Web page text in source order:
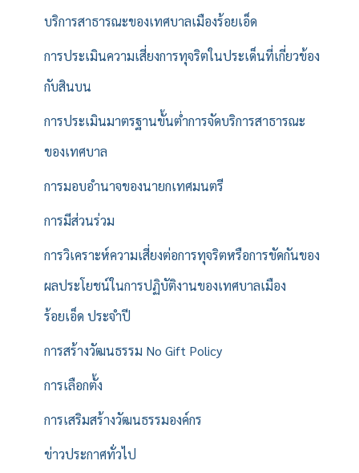
บริการสาธารณะของเทศบาลเมืองร้อยเอ็ด
การประเมินความเสี่ยงการทุจริตในประเด็นที่เกี่ยวข้อง
กับสินบน
การประเมินมาตรฐานขั้นต่ำการจัดบริการสาธารณะ
ของเทศบาล
การมอบอำนาจของนายกเทศมนตรี
การมีส่วนร่วม
การวิเคราะห์ความเสี่ยงต่อการทุจริตหรือการขัดกันของ
ผลประโยชน์ในการปฏิบัติงานของเทศบาลเมือง
ร้อยเอ็ด ประจำปี
การสร้างวัฒนธรรม No Gift Policy
การเลือกตั้ง
การเสริมสร้างวัฒนธรรมองค์กร
ข่าวประกาศทั่วไป